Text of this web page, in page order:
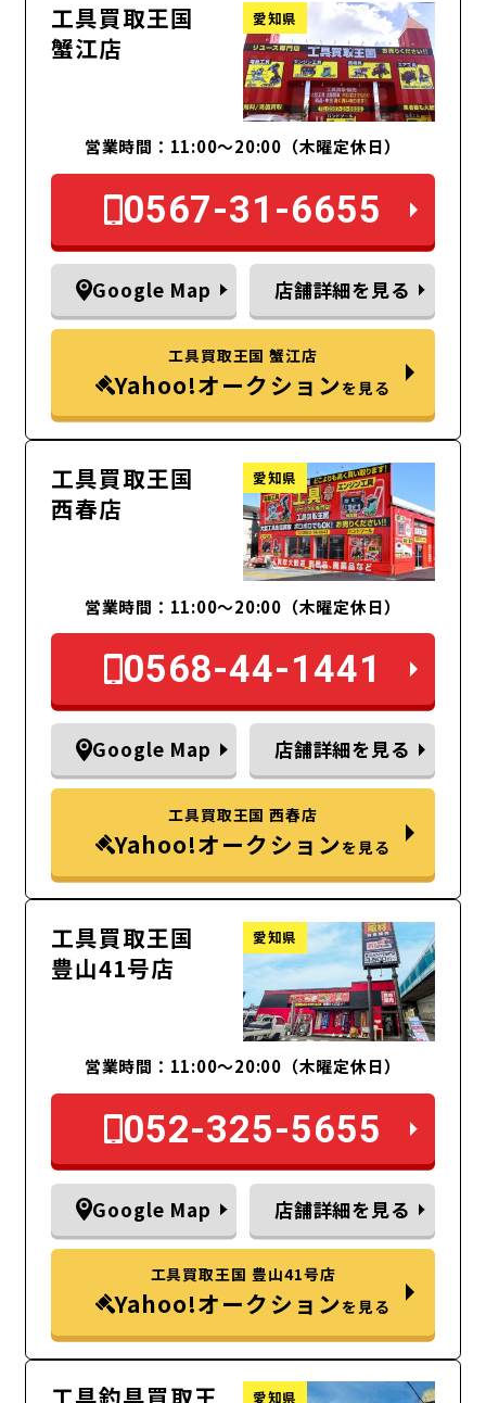
工具買取王国
蟹江店
愛知県
営業時間：11:00～20:00（木曜定休日）
0567-31-6655
Google Map 店舗詳細を見る
工具買取王国 蟹江店
Yahoo!オークションを見る
工具買取王国
西春店
愛知県
営業時間：11:00～20:00（木曜定休日）
0568-44-1441
Google Map 店舗詳細を見る
工具買取王国 西春店
Yahoo!オークションを見る
工具買取王国
豊山41号店
愛知県
営業時間：11:00～20:00（木曜定休日）
052-325-5655
Google Map 店舗詳細を見る
工具買取王国 豊山41号店
Yahoo!オークションを見る
愛知県